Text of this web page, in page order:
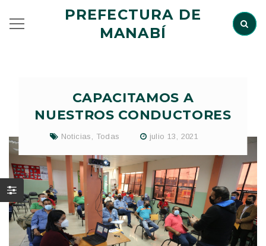
PREFECTURA DE
MANABÍ
CAPACITAMOS A
NUESTROS CONDUCTORES
Noticias Todas julio 13, 2021